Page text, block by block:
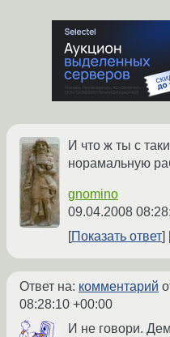
И что ж ты с
норамальную
gnomino
09.04.2008
Показать ответ
Ответ на: комментарий
08:28:10 +00:00
И не говори.